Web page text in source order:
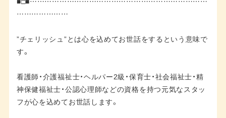
…………………
”チェリッシュ”とは心を込めてお世話をするという意味で
す。
看護師・介護福祉士・ヘルパー2級・保育士・社会福祉士・精
神保健福祉士・公認心理師などの資格を持つ元気なスタッ
フが心を込めてお世話します。